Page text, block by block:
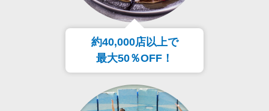
約40,000店以上で
最大50％OFF！